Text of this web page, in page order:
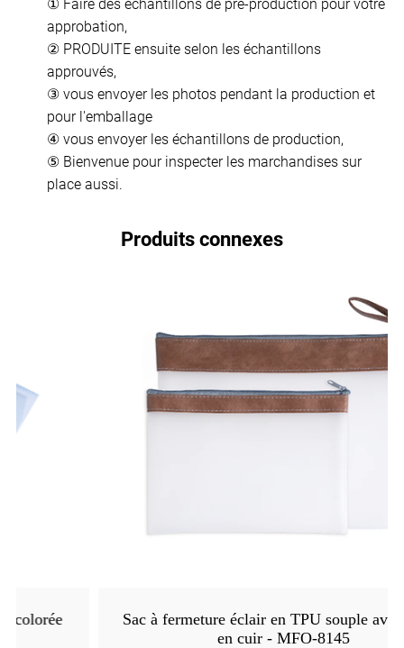
① Faire des échantillons de pré-production pour votre
approbation,
② PRODUITE ensuite selon les échantillons
approuvés,
③ vous envoyer les photos pendant la production et
pour l'emballage
④ vous envoyer les échantillons de production,
⑤ Bienvenue pour inspecter les marchandises sur
place aussi.
Produits connexes
Sac à fermeture éclair en TPU souple avec bande
en cuir - MFO-8145